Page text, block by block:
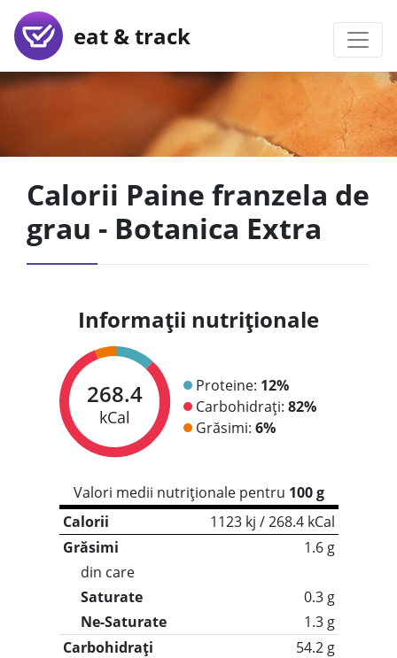
eat & track
Calorii Paine franzela de
grau - Botanica Extra
Informații nutriționale
268.4
kCal
Proteine: 12%
Carbohidrați: 82%
Grăsimi: 6%
Valori medii nutriționale pentru 100 g
Calorii
1123 kj / 268.4 kCal
Grăsimi
1.6 g
din care
Saturate
0.3 g
Ne-Saturate
1.3 g
Carbohidrați
54.2 g